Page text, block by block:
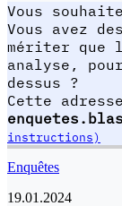
Vous
Vous avez
mériter que
analyse,
dessus ?
Cette
instructions)
Enquêtes
19.01.2024